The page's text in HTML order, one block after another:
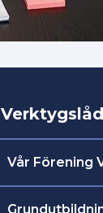
Vår Förening
Ta hjälp av